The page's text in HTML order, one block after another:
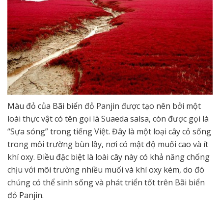
Màu đỏ của Bãi biển đỏ Panjin được tạo nên bởi một
loài thực vật có tên gọi là Suaeda salsa, còn được gọi là
“Sựa sóng” trong tiếng Việt. Đây là một loại cây cỏ sống
trong môi trường bùn lầy, nơi có mật độ muối cao và ít
khí oxy. Điều đặc biệt là loài cây này có khả năng chống
chịu với môi trường nhiều muối và khí oxy kém, do đó
chúng có thể sinh sống và phát triển tốt trên Bãi biển
đỏ Panjin.